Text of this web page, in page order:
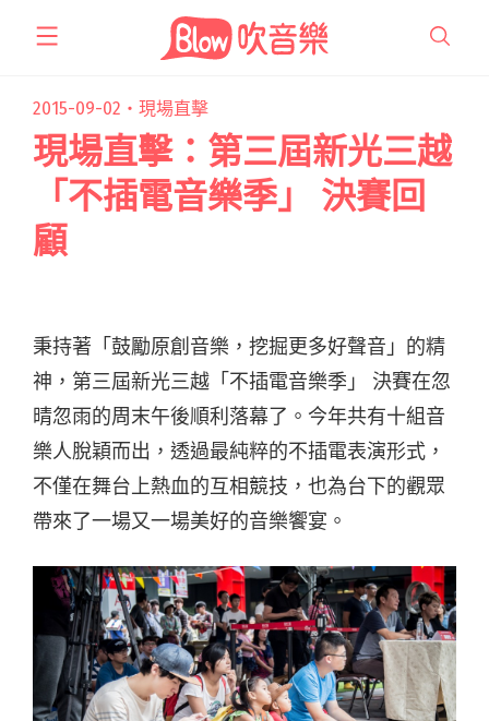
2015-09-02・ 現場直擊
現場直擊：第三屆新光三越
「不插電音樂季」 決賽回
顧
秉持著「鼓勵原創音樂，挖掘更多好聲音」的精
神，第三屆新光三越「不插電音樂季」 決賽在忽
晴忽雨的周末午後順利落幕了。今年共有十組音
樂人脫穎而出，透過最純粹的不插電表演形式，
不僅在舞台上熱血的互相競技，也為台下的觀眾
帶來了一場又一場美好的音樂饗宴。